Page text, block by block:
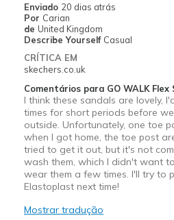
Going Out
Special Occasions
Travel
Width
Feels true to
Sizing
Feels true to
View On Shoes
I'm Into Shoes
Enviado 20 dias atrás
Por Carian
de United Kingdom
Describe Yourself Casual
CRÍTICA EM
skechers.co.uk
Comentários para GO WALK Flex
I think these sandals are lovely,
times for short periods before
outside. Unfortunately, one toe
when I got home, the toe post
tried to get it out, but it's not
wash them, which I didn't want
wear them a few times. I'll try to
Elastoplast next time!
Mostrar tradução